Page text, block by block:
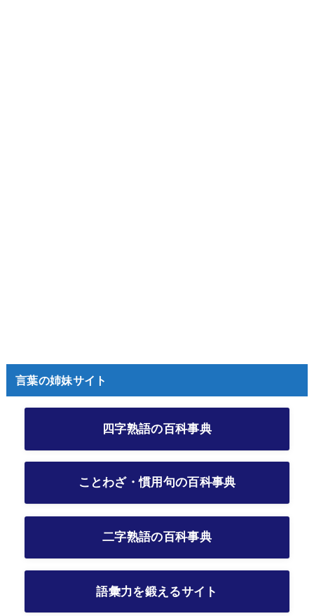
言葉の姉妹サイト
四字熟語の百科事典
ことわざ・慣用句の百科事典
二字熟語の百科事典
語彙力を鍛えるサイト